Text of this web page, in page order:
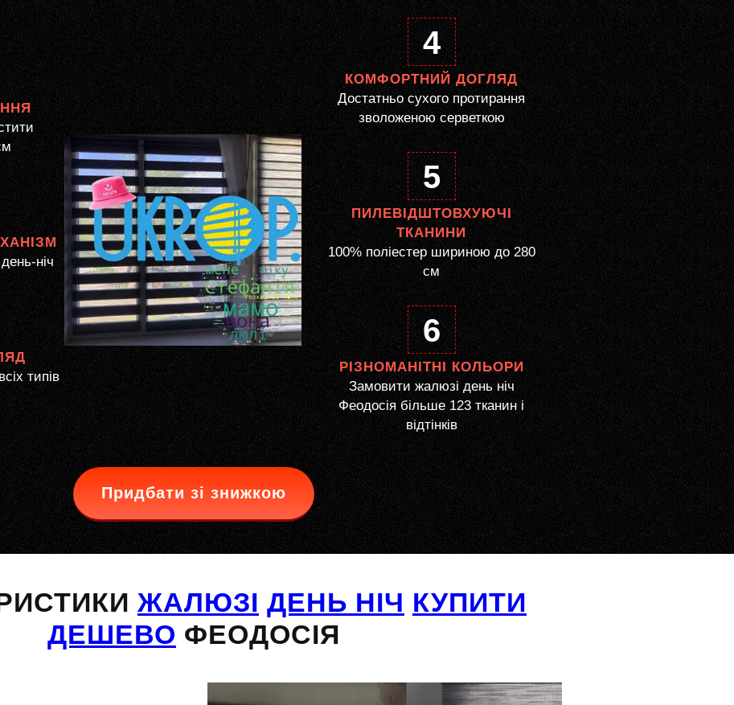
ніч
типів
4
КОМФОРТНИЙ ДОГЛЯД
Достатньо сухого протирання
зволоженою серветкою
5
ПИЛЕВІДШТОВХУЮЧІ
ТКАНИНИ
100% поліестер шириною до 280
см
6
РІЗНОМАНІТНІ КОЛЬОРИ
Замовити жалюзі день ніч
Феодосія більше 123 тканин і
відтінків
Придбати зі знижкою
ЖАЛЮЗІ ДЕНЬ НІЧ КУПИТИ
ДЕШЕВО ФЕОДОСІЯ